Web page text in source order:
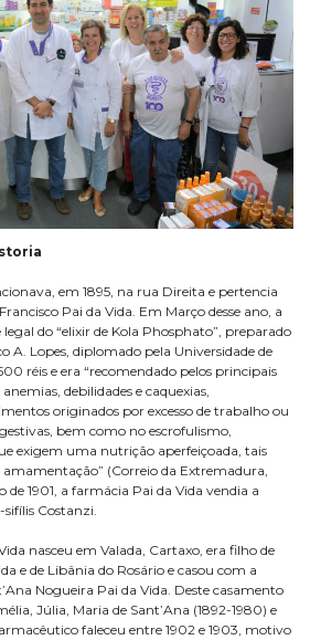
em 1895, na rua Direita e pertencia
Pai da Vida. Em Março desse ano, a
do “elixir de Kola Phosphato”, preparado
A. Lopes, diplomado pela Universidade de
réis e era “recomendado pelos principais
debilidades e caquexias,
originados por excesso de trabalho ou
bem como no escrofulismo,
exigem uma nutrição aperfeiçoada, tais
(Correio da Extremadura,
de 1901, a farmácia Pai da Vida vendia a
Costanzi.
nasceu em Valada, Cartaxo, era filho de
e de Libânia do Rosário e casou com a
Nogueira Pai da Vida. Deste casamento
Júlia, Maria de Sant’Ana (1892-1980) e
faleceu entre 1902 e 1903, motivo